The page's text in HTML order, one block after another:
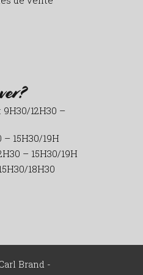
: 9H30/12H30 –
– 15H30/19H
– 15H30/19H
18H30
Brand -